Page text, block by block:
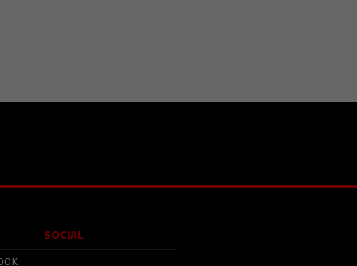
SOCIAL